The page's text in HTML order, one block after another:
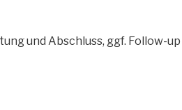
und Abschluss, ggf. Follow-up